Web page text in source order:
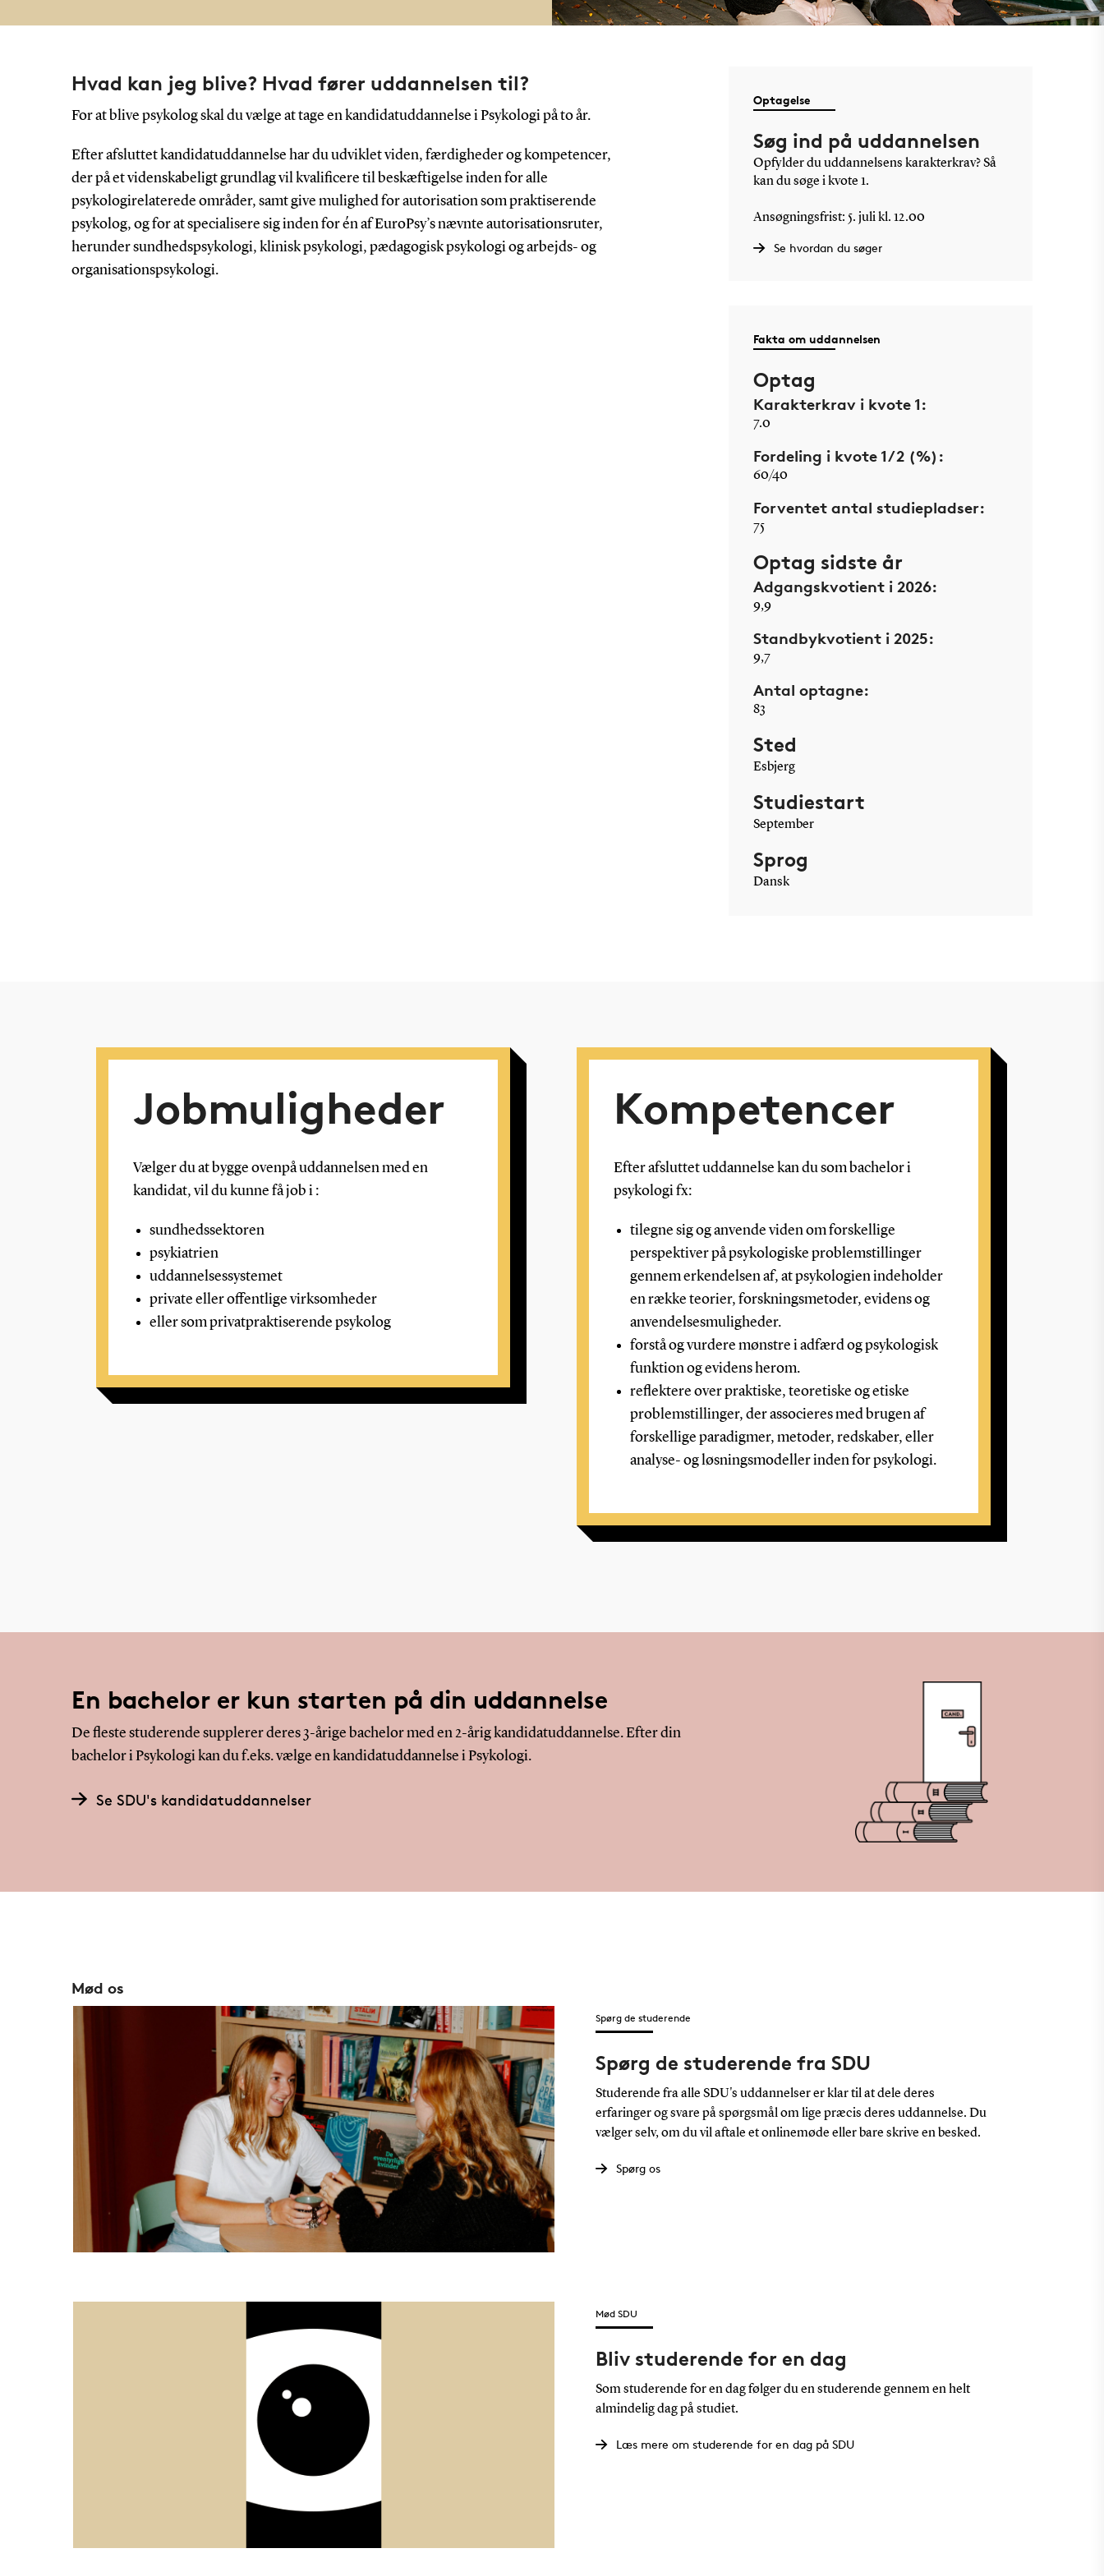
Hvad kan jeg blive? Hvad fører uddannelsen til?
For at blive psykolog skal du vælge at tage en kandidatuddannelse i Psykologi på to år.
Efter afsluttet kandidatuddannelse har du udviklet viden, færdigheder og kompetencer,
der på et videnskabeligt grundlag vil kvalificere til beskæftigelse inden for alle
psykologirelaterede områder, samt give mulighed for autorisation som praktiserende
psykolog, og for at specialisere sig inden for én af EuroPsy’s nævnte autorisationsruter,
herunder sundhedspsykologi, klinisk psykologi, pædagogisk psykologi og arbejds- og
organisationspsykologi.
Optagelse
Søg ind på uddannelsen
Opfylder du uddannelsens karakterkrav? Så
kan du søge i kvote 1.
Ansøgningsfrist: 5. juli kl. 12.00
Se hvordan du søger
Fakta om uddannelsen
Optag
Karakterkrav i kvote 1:
7.0
Fordeling i kvote 1/2 (%):
60/40
Forventet antal studiepladser:
75
Optag sidste år
Adgangskvotient i 2026:
9,9
Standbykvotient i 2025:
9,7
Antal optagne:
83
Sted
Esbjerg
Studiestart
September
Sprog
Dansk
Jobmuligheder
Vælger du at bygge ovenpå uddannelsen med en
kandidat, vil du kunne få job i :
sundhedssektoren
psykiatrien
uddannelsessystemet
private eller offentlige virksomheder
eller som privatpraktiserende psykolog
Kompetencer
Efter afsluttet uddannelse kan du som bachelor i
psykologi fx:
tilegne sig og anvende viden om forskellige
perspektiver på psykologiske problemstillinger
gennem erkendelsen af, at psykologien indeholder
en række teorier, forskningsmetoder, evidens og
anvendelsesmuligheder.
forstå og vurdere mønstre i adfærd og psykologisk
funktion og evidens herom.
reflektere over praktiske, teoretiske og etiske
problemstillinger, der associeres med brugen af
forskellige paradigmer, metoder, redskaber, eller
analyse- og løsningsmodeller inden for psykologi.
En bachelor er kun starten på din uddannelse
De fleste studerende supplerer deres 3-årige bachelor med en 2-årig kandidatuddannelse. Efter din
bachelor i Psykologi kan du f.eks. vælge en kandidatuddannelse i Psykologi.
Se SDU's kandidatuddannelser
Mød os
Spørg de studerende
Spørg de studerende fra SDU
Studerende fra alle SDU's uddannelser er klar til at dele deres
erfaringer og svare på spørgsmål om lige præcis deres uddannelse. Du
vælger selv, om du vil aftale et onlinemøde eller bare skrive en besked.
Spørg os
Mød SDU
Bliv studerende for en dag
Som studerende for en dag følger du en studerende gennem en helt
almindelig dag på studiet.
Læs mere om studerende for en dag på SDU